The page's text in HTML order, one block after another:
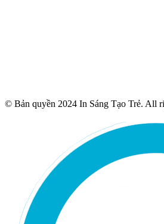
© Bản quyền 2024 In Sáng Tạo Trẻ. All